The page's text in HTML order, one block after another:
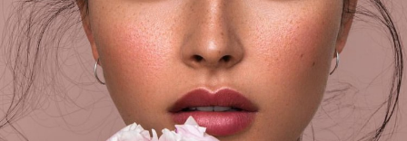
Travel
World
Greece